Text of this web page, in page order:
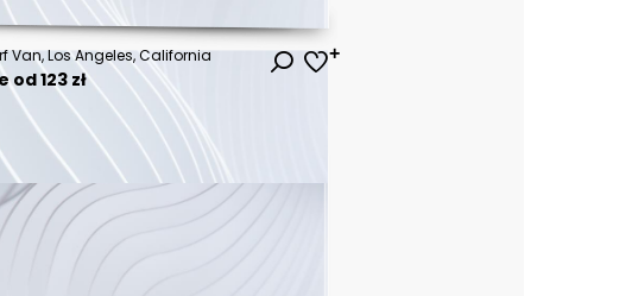
Van, Los Angeles, California
od 123 zł